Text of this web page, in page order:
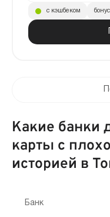
с кэшбеком
Какие банки
карты с
историей в
Банк